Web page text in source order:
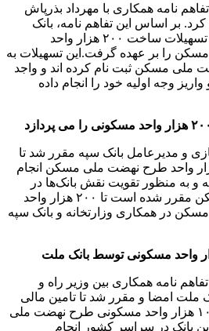
نامه همکاری با مهرداد بذرپاش
بر اساس این تفاهم نامه، بانک
تجارت تأمین مالی پرداخت تسهیلات ساخت ۲۰۰ هزار واحد
را بر عهده گرفت.این تسهیلات به
ملی مسکن ثبت نام کرده اند و واجد
وجه اولیه خود را انجام داده
و مدیرعامل بانک سپه مقرر شد تا
و تامین مالی۲۰۰ هزار واحد طرح نهضت ملی مسکن انجام
و به منظور تقویت نقش بانک‌ها در
ارایه تسهیلات به بخش مسکن مقرر شده است تا ۲۰۰ هزار واحد
در همکاری وزارتخانه و بانک سپه
نامه همکاری بین وزیر راه و
ملت امضا و مقرر شد تا تامین مالی
پرداخت تسهیلات ساخت ۱۰۵ هزار واحد مسکونی طرح نهضت ملی
این بانک در سراسر کشور انجام